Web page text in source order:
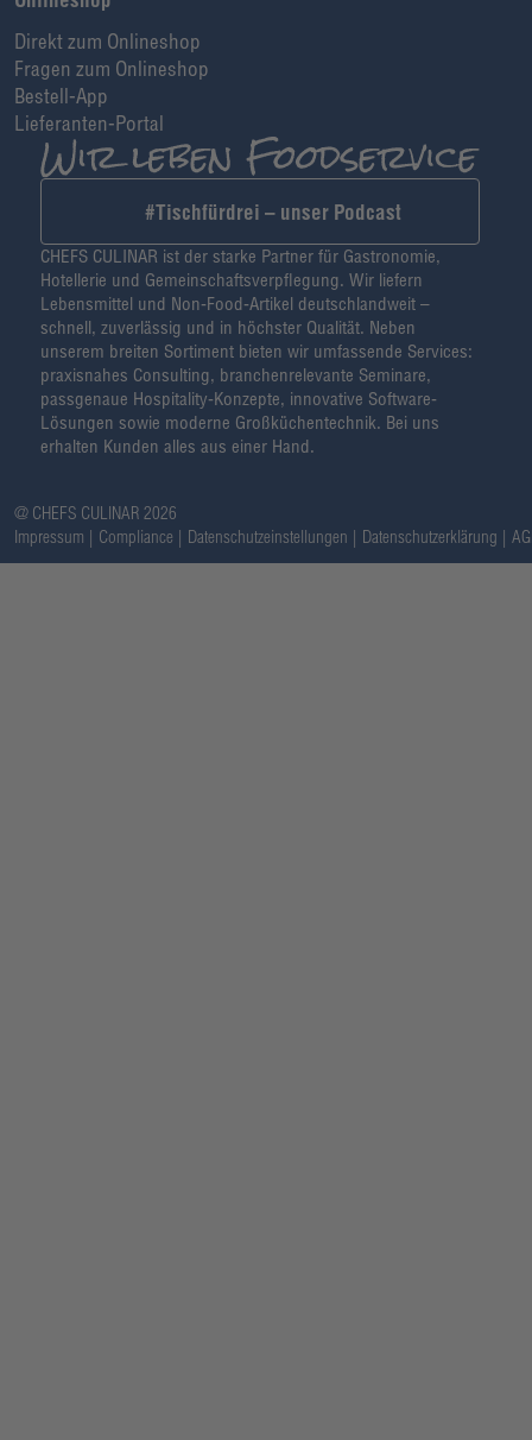
Direkt zum Onlineshop
Fragen zum Onlineshop
Bestell-App
Lieferanten-Portal
#Tischfürdrei – unser Podcast
CHEFS CULINAR ist der starke Partner für Gastronomie,
Hotellerie und Gemeinschaftsverpflegung. Wir liefern
Lebensmittel und Non-Food-Artikel deutschlandweit –
schnell, zuverlässig und in höchster Qualität. Neben
unserem breiten Sortiment bieten wir umfassende Services:
praxisnahes Consulting, branchenrelevante Seminare,
passgenaue Hospitality-Konzepte, innovative Software-
Lösungen sowie moderne Großküchentechnik. Bei uns
erhalten Kunden alles aus einer Hand.
@ CHEFS CULINAR 2026
Impressum
Compliance Datenschutzeinstellungen Datenschutzerklärung